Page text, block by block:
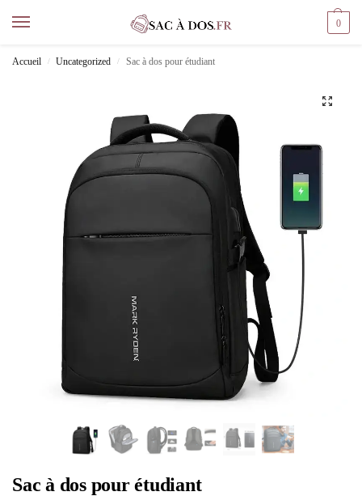
0
Accueil / Uncategorized / Sac à dos pour étudiant
Sac à dos pour étudiant